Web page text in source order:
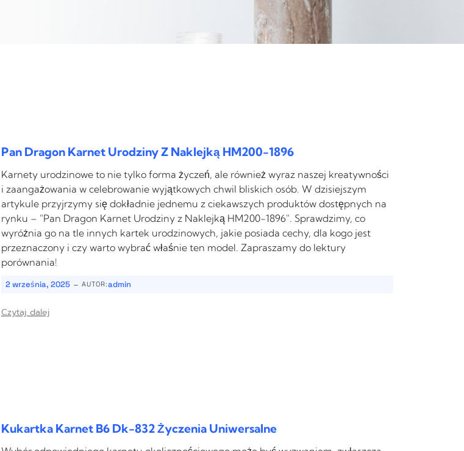
Pan Dragon Karnet Urodziny Z Naklejką HM200-1896
Karnety urodzinowe to nie tylko forma życzeń, ale również wyraz naszej kreatywności
i zaangażowania w celebrowanie wyjątkowych chwil bliskich osób. W dzisiejszym
artykule przyjrzymy się dokładnie jednemu z ciekawszych produktów dostępnych na
rynku – "Pan Dragon Karnet Urodziny z Naklejką HM200-1896". Sprawdzimy, co
wyróżnia go na tle innych kartek urodzinowych, jakie posiada cechy, dla kogo jest
przeznaczony i czy warto wybrać właśnie ten model. Zapraszamy do lektury
porównania!
2 września, 2025 - AUTOR:admin
Czytaj dalej
Kukartka Karnet B6 Dk-832 Życzenia Uniwersalne